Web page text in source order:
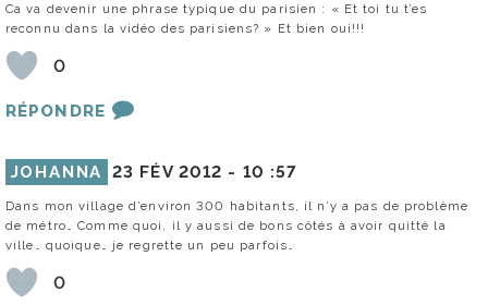
Ca va devenir une phrase typique du parisien : « Et toi tu t’es
reconnu dans la vidéo des parisiens? » Et bien oui!!!
0
RÉPONDRE
JOHANNA 23 FÉV 2012 - 10 :57
Dans mon village d’environ 300 habitants, il n’y a pas de problème
de métro… Comme quoi, il y aussi de bons côtés à avoir quitté la
ville… quoique… je regrette un peu parfois…
0